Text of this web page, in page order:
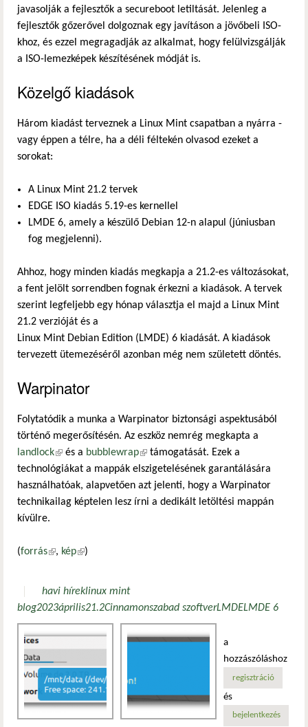
javasolják a fejlesztők a secureboot letiltását. Jelenleg a
fejlesztők gőzerővel dolgoznak egy javításon a jövőbeli ISO-
khoz, és ezzel megragadják az alkalmat, hogy felülvizsgálják
a ISO-lemezképek készítésének módját is.
Közelgő kiadások
Három kiadást terveznek a Linux Mint csapatban a nyárra -
vagy éppen a télre, ha a déli féltekén olvasod ezeket a
sorokat:
A Linux Mint 21.2 tervek
EDGE ISO kiadás 5.19-es kernellel
LMDE 6, amely a készülő Debian 12-n alapul (júniusban
fog megjelenni).
Ahhoz, hogy minden kiadás megkapja a 21.2-es változásokat,
a fent jelölt sorrendben fognak érkezni a kiadások. A tervek
szerint legfeljebb egy hónap választja el majd a Linux Mint
21.2 verzióját és a
Linux Mint Debian Edition (LMDE) 6 kiadását. A kiadások
tervezett ütemezéséről azonban még nem született döntés.
Warpinator
Folytatódik a munka a Warpinator biztonsági aspektusából
történő megerősítésén. Az eszköz nemrég megkapta a
landlock(külső hivatkozás)
és a bubblewrap(külső hivatkozás)
támogatását. Ezek a
technológiákat a mappák elszigetelésének garantálására
használhatóak, alapvetően azt jelenti, hogy a Warpinator
technikailag képtelen lesz írni a dedikált letöltési mappán
kívülre.
(forrás(külső hivatkozás)
, kép(külső hivatkozás)
)
havi híreklinux mint
blog2023április21.2Cinnamonszabad szoftverLMDELMDE 6
a
hozzászóláshoz
regisztráció
és
bejelentkezés